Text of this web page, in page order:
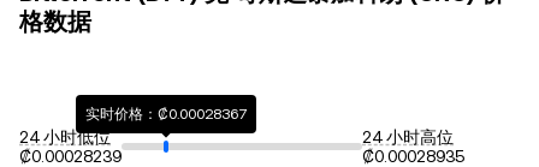
格数据
24 小时低位
₡0.00028239
实时价格：₡0.00028367
24 小时高位
₡0.00028935